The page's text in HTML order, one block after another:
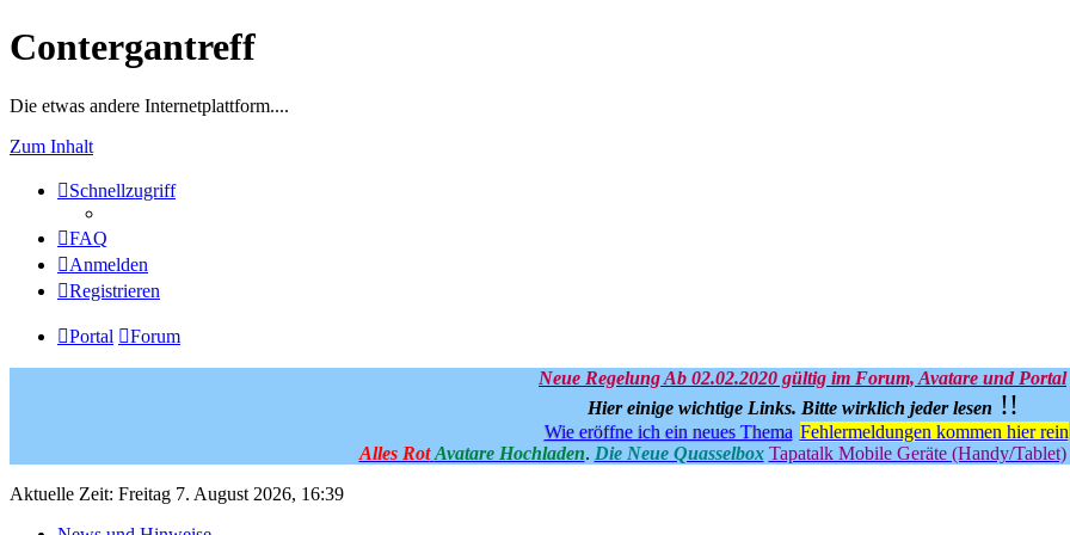
Contergantreff
Die etwas andere Internetplattform....
Zum Inhalt
Schnellzugriff
FAQ
Anmelden
Registrieren
Portal Forum
Neue Regelung Ab 02.02.2020 gültig im Forum, Avatare und Portal
Hier einige wichtige Links. Bitte wirklich jeder lesen !!
Wie eröffne ich ein neues Thema Fehlermeldungen kommen hier rein
Alles Rot Avatare Hochladen. Die Neue Quasselbox Tapatalk Mobile Geräte (Handy/Tablet)
Aktuelle Zeit: Freitag 7. August 2026, 16:39